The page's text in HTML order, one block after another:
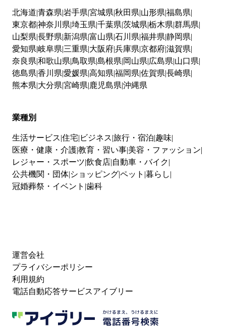
北海道 青森県 岩手県 宮城県 秋田県 山形県 福島県
東京都神奈川県 埼玉県 千葉県 茨城県 栃木県 群馬県
山梨県 長野県 新潟県 富山県 石川県 福井県 静岡県
愛知県 岐阜県 三重県 大阪府兵庫県 京都府滋賀県
奈良県 和歌山県 鳥取県 島根県 岡山県 広島県 山口県
徳島県 香川県 愛媛県 高知県 福岡県 佐賀県 長崎県
熊本県 大分県 宮崎県 鹿児島県 沖縄県
業種別
生活サービス 住宅 ビジネス 旅行・宿泊 趣味
医療・健康・介護教育・習い事 美容・ファッション
レジャー・スポーツ 飲食店 自動車・バイク
公共機関・団体 ショッピングペット 暮らし
冠婚葬祭・イベント 歯科
運営会社
プライバシーポリシー
利用規約
電話自動応答サービスアイブリー